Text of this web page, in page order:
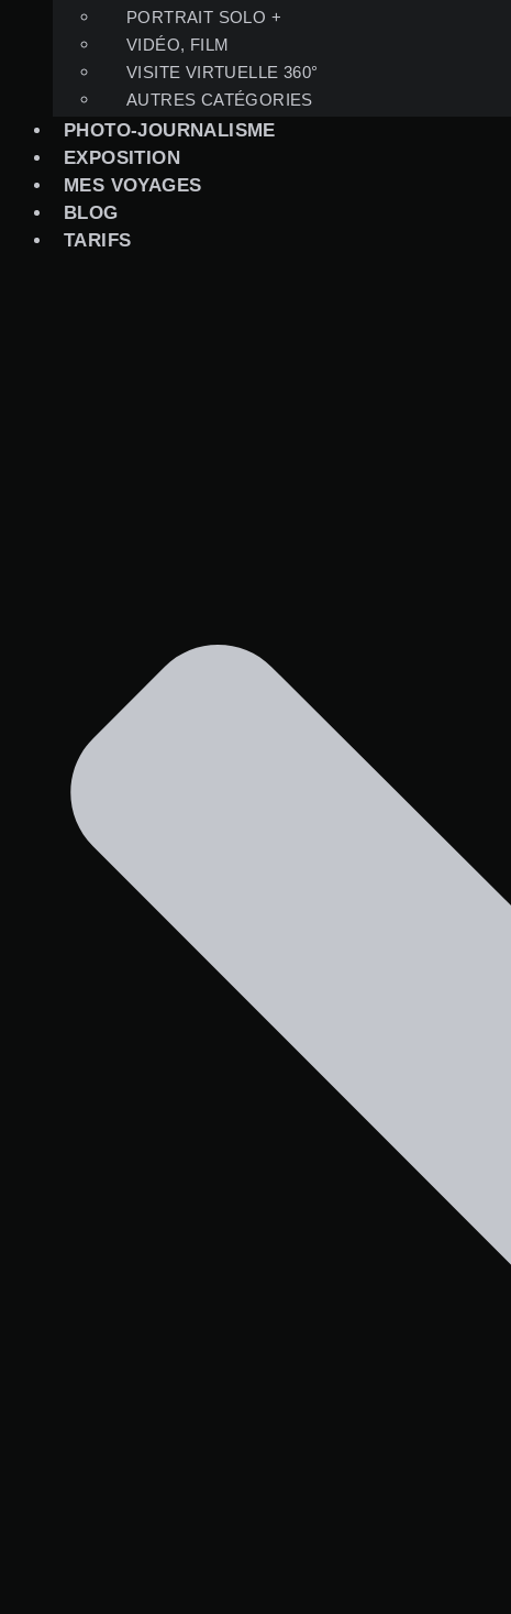
PORTRAIT SOLO +
VIDÉO, FILM
VISITE VIRTUELLE 360°
AUTRES CATÉGORIES
PHOTO-JOURNALISME
EXPOSITION
MES VOYAGES
BLOG
TARIFS